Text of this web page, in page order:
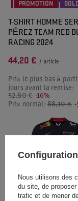
PROMOTION
T-SHIRT HOMME
PÉREZ TEAM RED
RACING 2024
44,20 € / article
Prix le plus bas à
jours avant la remise:
52,80 € -16%
Prix normal: 88,10 € -
Nous utilisons des
du site, de
trafic et de mener